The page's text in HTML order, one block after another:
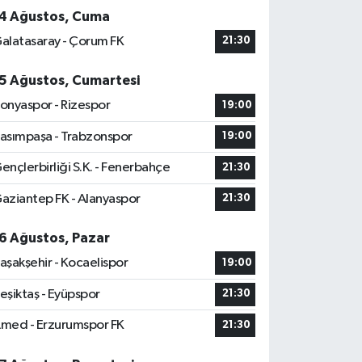
Ağustos, Cuma
- Çorum FK
21:30
Ağustos, Cumartesi
- Rizespor
19:00
- Trabzonspor 19:00
S.K. - Fenerbahçe 21:30
FK - Alanyaspor 21:30
Ağustos, Pazar
- Kocaelispor
19:00
- Eyüpspor 21:30
- Erzurumspor FK 21:30